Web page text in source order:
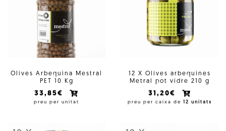
Olives Arbequina Mestral
PET 10 Kg
33,85€
preu per unitat
12 X Olives arbequines
Metral pot vidre 210 g
31,20€
preu per caixa de 12 unitats